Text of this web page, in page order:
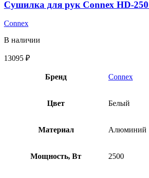
Сушилка для рук Connex HD-
Connex
В наличии
13095 ₽
Бренд Connex
Цвет Белый
Материал Алюминий
Мощность, Вт 2500